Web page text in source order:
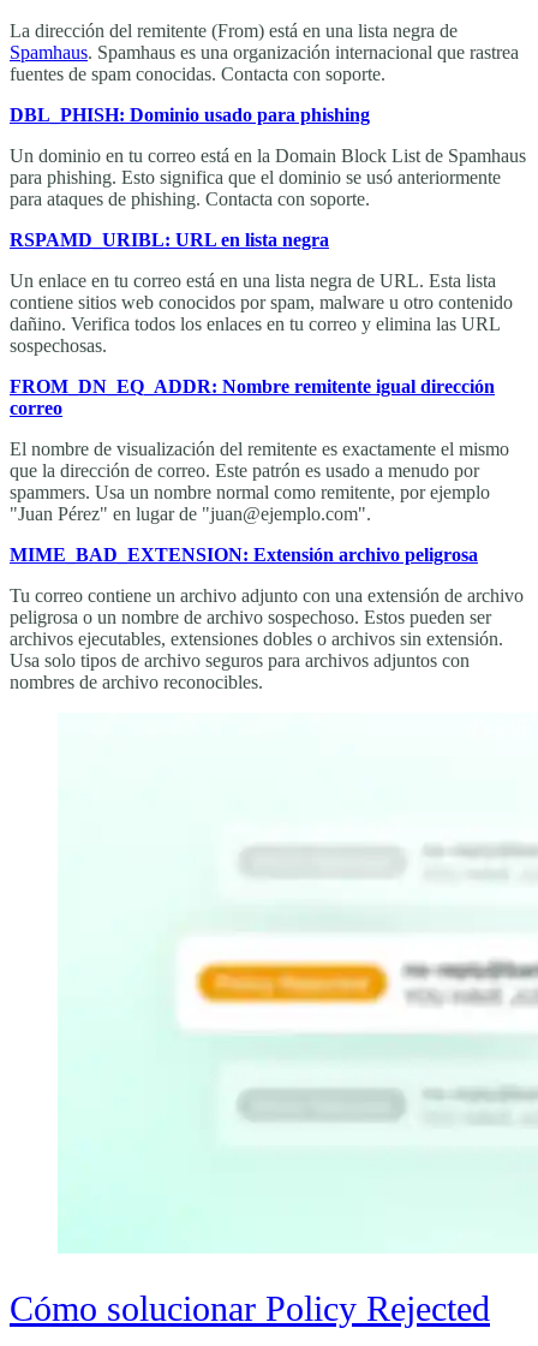
La dirección del remitente (From) está en una lista negra de
Spamhaus. Spamhaus es una organización internacional que rastrea
fuentes de spam conocidas. Contacta con soporte.
DBL_PHISH: Dominio usado para phishing
Un dominio en tu correo está en la Domain Block List de Spamhaus
para phishing. Esto significa que el dominio se usó anteriormente
para ataques de phishing. Contacta con soporte.
RSPAMD_URIBL: URL en lista negra
Un enlace en tu correo está en una lista negra de URL. Esta lista
contiene sitios web conocidos por spam, malware u otro contenido
dañino. Verifica todos los enlaces en tu correo y elimina las URL
sospechosas.
FROM_DN_EQ_ADDR: Nombre remitente igual dirección
correo
El nombre de visualización del remitente es exactamente el mismo
que la dirección de correo. Este patrón es usado a menudo por
spammers. Usa un nombre normal como remitente, por ejemplo
"Juan Pérez" en lugar de "juan@ejemplo.com".
MIME_BAD_EXTENSION: Extensión archivo peligrosa
Tu correo contiene un archivo adjunto con una extensión de archivo
peligrosa o un nombre de archivo sospechoso. Estos pueden ser
archivos ejecutables, extensiones dobles o archivos sin extensión.
Usa solo tipos de archivo seguros para archivos adjuntos con
nombres de archivo reconocibles.
Cómo solucionar Policy Rejected